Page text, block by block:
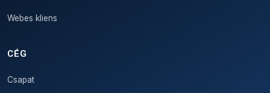
Webes kliens
CÉG
Csapat